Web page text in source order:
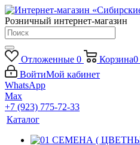
Розничный интернет-магазин
Отложенные 0 Корзина0
ВойтиМой кабинет
WhatsApp
Max
+7 (923) 775-72-33
Каталог